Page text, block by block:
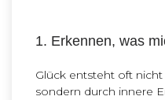
1. Erkennen, was
Glück entsteht oft
sondern durch innere